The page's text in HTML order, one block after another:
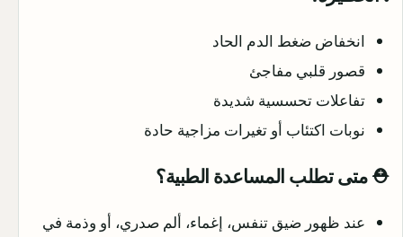
انخفاض ضغط الدم الحاد
قصور قلبي مفاجئ
تفاعلات تحسسية شديدة
نوبات اكتئاب أو تغيرات مزاجية حادة
⛑️ متى تطلب المساعدة الطبية؟
عند ظهور ضيق تنفس، إغماء، ألم صدري، أو وذمة في